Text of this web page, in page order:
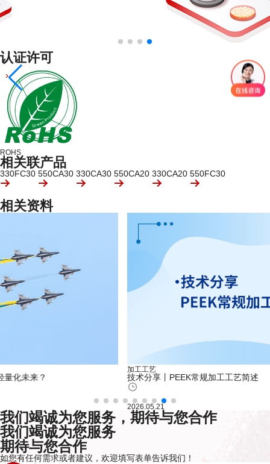
认证许可
ROHS
相关联产品
330FC30 550CA30 330CA30 550CA20 330CA20 550FC30
相关资料
技术分享丨PEEK常规加工工艺简述
我们竭诚为您服务，期待与您合作
我们竭诚为您服务
期待与您合作
如您有任何需求或者建议，欢迎填写表单告诉我们！